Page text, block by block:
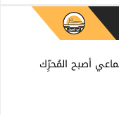
أصبح المُحرِّك